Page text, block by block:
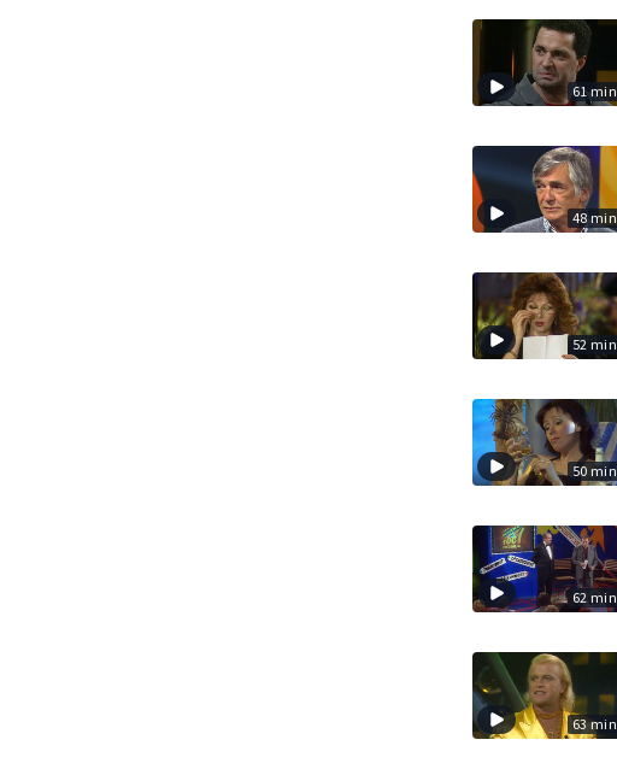
61 min
48 min
52 min
50 min
62 min
63 min